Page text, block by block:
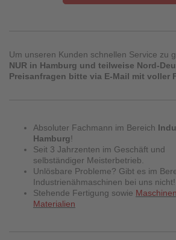
Um unseren Kunden schnellen Service zu
NUR in Hamburg und teilweise Nord-
Preisanfragen bitte via E-Mail mit voller
Absoluter Fachmann im Bereich
Hamburg!
Seit 3 Jahrzenten im Geschäft und
selbständiger Meisterbetrieb.
Unlösbare Probleme? Gibt es im
Industrienähmaschinen bei uns nicht!
Stehende Fertigung sowie
Materialien